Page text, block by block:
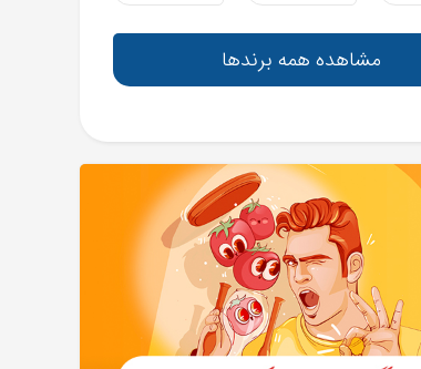
مشاهده همه برندها